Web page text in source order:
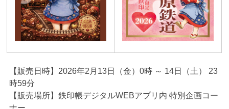
【販売日時】2026年2月13日（金）0時 ～ 14日（土） 23
時59分
【販売場所】鉄印帳デジタルWEBアプリ内 特別企画コー